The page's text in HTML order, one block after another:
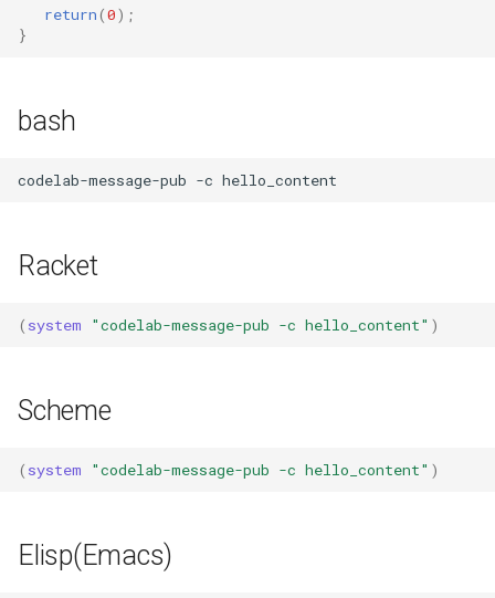
Adapter Thing
microbitMore
Tensorflow
机械臂
return(0);
}
bash
codelab-message-pub -c
Racket
( system "codelab-message-pub -c hello_content" )
Scheme
( system "codelab-message-pub -c hello_content" )
Elisp(Emacs)